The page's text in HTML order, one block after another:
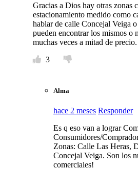
Gracias a Dios hay otras zonas
estacionamiento medido como
hablar de calle Concejal Veiga
pueden encontrar los mismos o
muchas veces a mitad de precio.
3
Alma
hace 2 meses Responder
Es q eso van a lograr
Consumidores/
Zonas: Calle Las Heras,
Concejal Veiga. Son los
comerciales!